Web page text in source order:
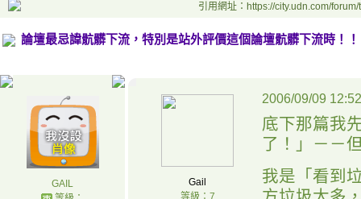
引用網址：https://city.udn.com/
論壇最忌諱骯髒下流，特別是站外評價這個論壇骯髒下流時！！
GAIL
Gail
等級：7
2006/09/09
底下那篇我
了！」－－
我是「看到